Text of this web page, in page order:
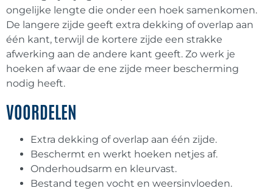
Kozijnvulling ( 0)
DHZ Sandwichpanelen (0 )
Milinboard vensterbanken ( 0)
Sandwichpanelen
ongelijke lengte die onder een hoek samenkomen.
De langere zijde geeft extra dekking of overlap aan
één kant, terwijl de kortere zijde een strakke
afwerking aan de andere kant geeft. Zo werk je
hoeken af waar de ene zijde meer bescherming
nodig heeft.
VOORDELEN
Extra dekking of overlap aan één zijde.
Beschermt en werkt hoeken netjes af.
Onderhoudsarm en kleurvast.
Bestand tegen vocht en weersinvloeden.